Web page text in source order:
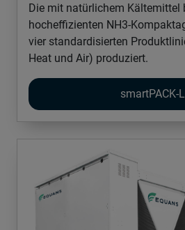
Die mit natürlichem Kältemittel
hocheffizienten NH3-
vier standardisierten
Heat und Air) produziert.
smartPACK-